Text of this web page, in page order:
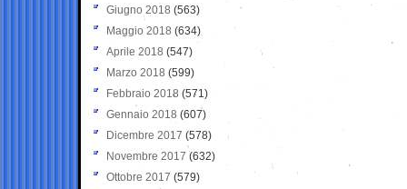
Giugno 2018 (563)
Maggio 2018 (634)
Aprile 2018 (547)
Marzo 2018 (599)
Febbraio 2018 (571)
Gennaio 2018 (607)
Dicembre 2017 (578)
Novembre 2017 (632)
Ottobre 2017 (579)